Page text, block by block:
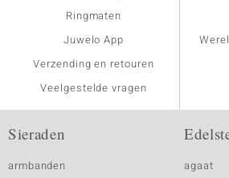
Ringmaten
Juwelo App
Verzending en retouren
Veelgestelde vragen
Sieraden
armbanden
agaat